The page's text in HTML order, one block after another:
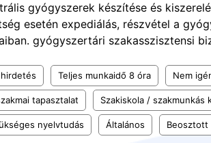
gyógyszerek készítése és
esetén expediálás, részvétel a
gyógyszertári szakasszisztensi
Teljes munkaidő 8 óra Nem
tapasztalat Szakiskola / szakmunkás
nyelvtudás Általános Beosztott